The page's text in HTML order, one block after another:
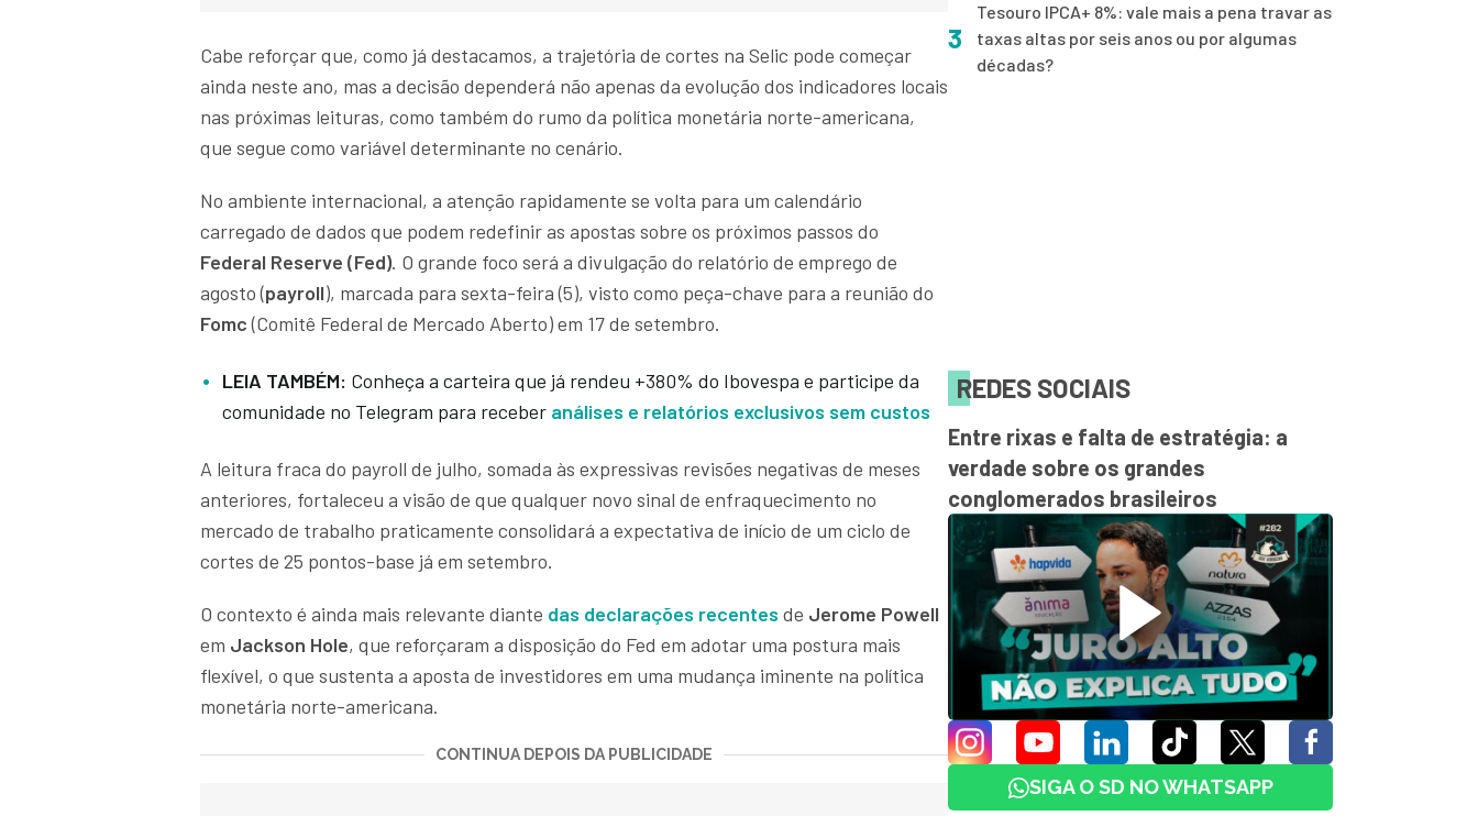
Cabe reforçar que, como já destacamos, a trajetória de cortes na Selic pode começar
ainda neste ano, mas a decisão dependerá não apenas da evolução dos indicadores locais
nas próximas leituras, como também do rumo da política monetária norte-americana,
que segue como variável determinante no cenário.
No ambiente internacional, a atenção rapidamente se volta para um calendário
carregado de dados que podem redefinir as apostas sobre os próximos passos do
Federal Reserve (Fed). O grande foco será a divulgação do relatório de emprego de
agosto (payroll), marcada para sexta-feira (5), visto como peça-chave para a reunião do
Fomc(Comitê Federal de Mercado Aberto) em 17 de setembro.
LEIA TAMBÉM: Conheça a carteira que já rendeu +380% do Ibovespa e participe da
comunidade no Telegram para receber análises e relatórios exclusivos sem custos
A leitura fraca do payroll de julho, somada às expressivas revisões negativas de meses
anteriores, fortaleceu a visão de que qualquer novo sinal de enfraquecimento no
mercado de trabalho praticamente consolidará a expectativa de início de um ciclo de
cortes de 25 pontos-base já em setembro.
O contexto é ainda mais relevante diante das declarações recentes de Jerome Powell
em Jackson Hole, que reforçaram a disposição do Fed em adotar uma postura mais
flexível, o que sustenta a aposta de investidores em uma mudança iminente na política
monetária norte-americana.
CONTINUA DEPOIS DA PUBLICIDADE
3
Tesouro IPCA+ 8%: vale mais a pena travar as
taxas altas por seis anos ou por algumas
décadas?
REDES SOCIAIS
Entre rixas e falta de estratégia: a
verdade sobre os grandes
conglomerados brasileiros
SIGA O SD NO WHATSAPP